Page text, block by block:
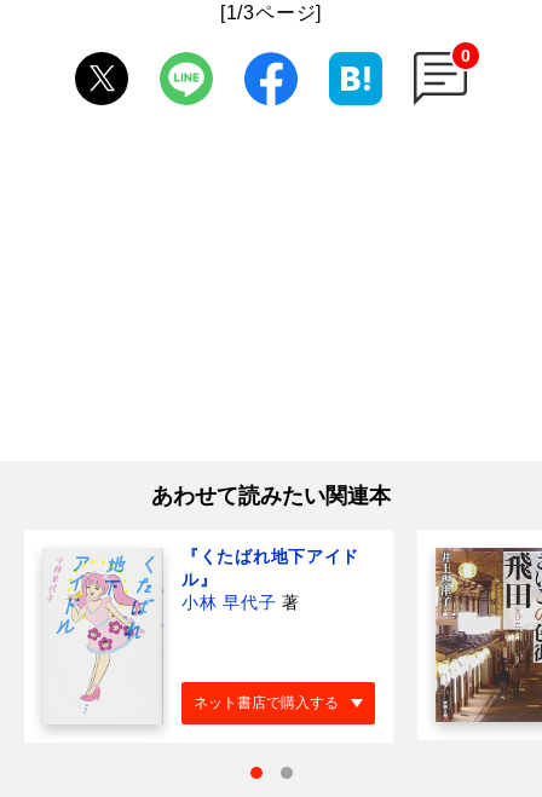
[1/3ページ]
0
あわせて読みたい関連本
『くたばれ地下アイド
ル』
小林 早代子 著
ネット書店で購入する